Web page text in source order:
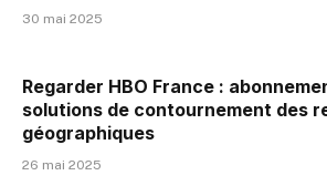
30 mai 2025
Regarder HBO France :
solutions de contournement des
géographiques
26 mai 2025